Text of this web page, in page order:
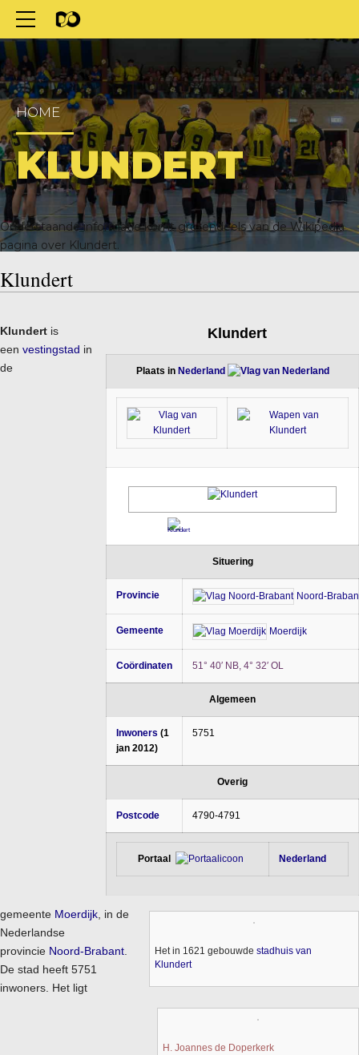
HOME
KLUNDERT
Onderstaande informatie komt grotendeels van deWikipedia
pagina over Klundert.
Klundert
Klundert
Plaats in Nederland
Situering
Provincie Noord-
Gemeente Moerdijk
Coördinaten 51° 40′ NB, 4° 32′ OL
Algemeen
Inwoners (1
jan 2012)
5751
Overig
Postcode 4790-4791
Portaal Nederland
Het in 1621 gebouwde stadhuis van
Klundert
H. Joannes de Doperkerk
Klundert is
een vestingstad in
de
gemeente Moerdijk , in de
Nederlandse
provincie Noord-Brabant
De stad heeft 5751
inwoners. Het ligt